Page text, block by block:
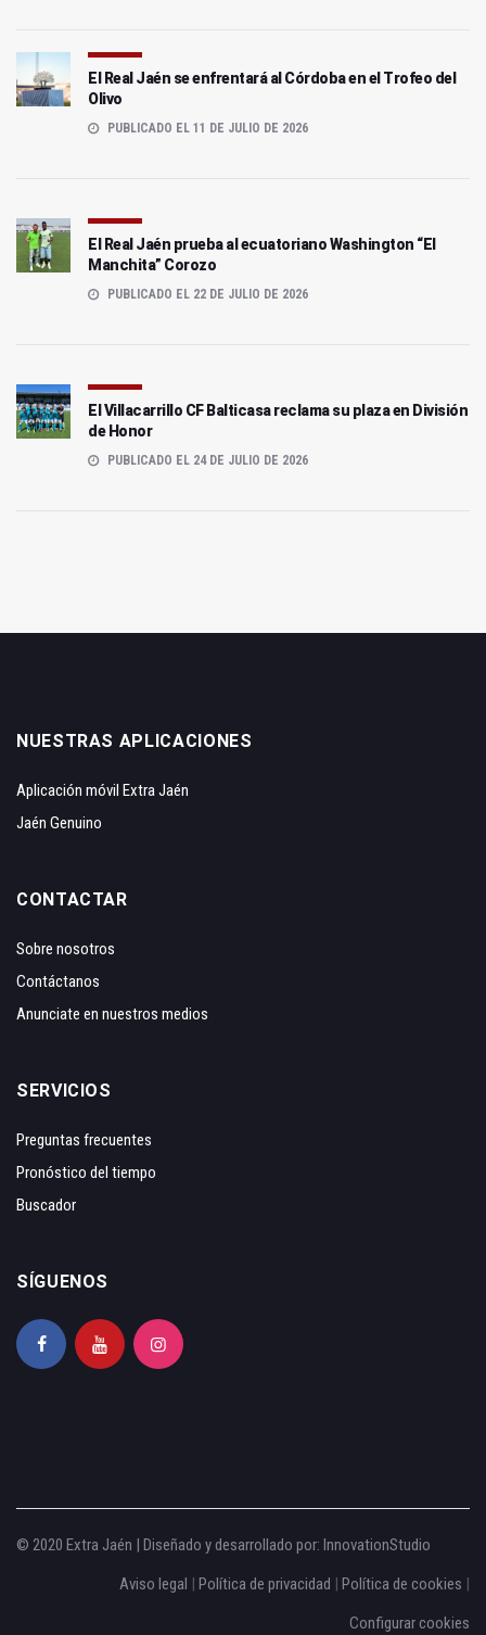
El Real Jaén se enfrentará al Córdoba en el Trofeo del
Olivo
PUBLICADO EL 11 DE JULIO DE 2026
El Real Jaén prueba al ecuatoriano Washington “El
Manchita” Corozo
PUBLICADO EL 22 DE JULIO DE 2026
El Villacarrillo CF Balticasa reclama su plaza en División
de Honor
PUBLICADO EL 24 DE JULIO DE 2026
NUESTRAS APLICACIONES
Aplicación móvil Extra Jaén
Jaén Genuino
CONTACTAR
Sobre nosotros
Contáctanos
Anunciate en nuestros medios
SERVICIOS
Preguntas frecuentes
Pronóstico del tiempo
Buscador
SÍGUENOS
© 2020 Extra Jaén | Diseñado y desarrollado por: InnovationStudio
Aviso legal | Política de privacidad | Política de cookies |
Configurar cookies